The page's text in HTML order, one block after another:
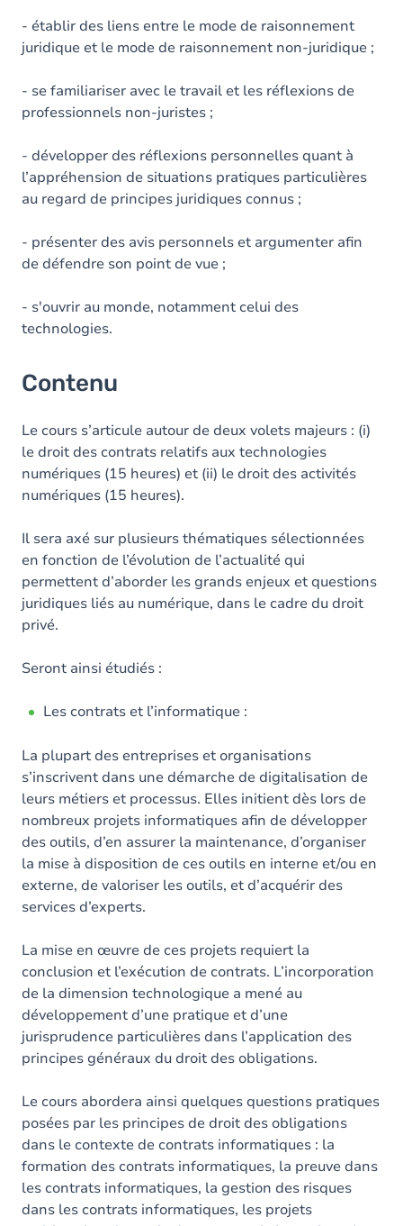
- établir des liens entre le mode de raisonnement
juridique et le mode de raisonnement non-juridique ;
- se familiariser avec le travail et les réflexions de
professionnels non-juristes ;
- développer des réflexions personnelles quant à
l’appréhension de situations pratiques particulières
au regard de principes juridiques connus ;
- présenter des avis personnels et argumenter afin
de défendre son point de vue ;
- s'ouvrir au monde, notamment celui des
technologies.
Contenu
Le cours s’articule autour de deux volets majeurs : (i)
le droit des contrats relatifs aux technologies
numériques (15 heures) et (ii) le droit des activités
numériques (15 heures).
Il sera axé sur plusieurs thématiques sélectionnées
en fonction de l’évolution de l’actualité qui
permettent d’aborder les grands enjeux et questions
juridiques liés au numérique, dans le cadre du droit
privé.
Seront ainsi étudiés :
Les contrats et l’informatique :
La plupart des entreprises et organisations
s’inscrivent dans une démarche de digitalisation de
leurs métiers et processus. Elles initient dès lors de
nombreux projets informatiques afin de développer
des outils, d’en assurer la maintenance, d’organiser
la mise à disposition de ces outils en interne et/ou en
externe, de valoriser les outils, et d’acquérir des
services d’experts.
La mise en œuvre de ces projets requiert la
conclusion et l’exécution de contrats. L’incorporation
de la dimension technologique a mené au
développement d’une pratique et d’une
jurisprudence particulières dans l’application des
principes généraux du droit des obligations.
Le cours abordera ainsi quelques questions pratiques
posées par les principes de droit des obligations
dans le contexte de contrats informatiques : la
formation des contrats informatiques, la preuve dans
les contrats informatiques, la gestion des risques
dans les contrats informatiques, les projets